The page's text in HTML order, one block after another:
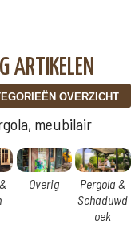
ARTIKELEN
meubilair
Overig
Pergola &
Schaduwd
oek